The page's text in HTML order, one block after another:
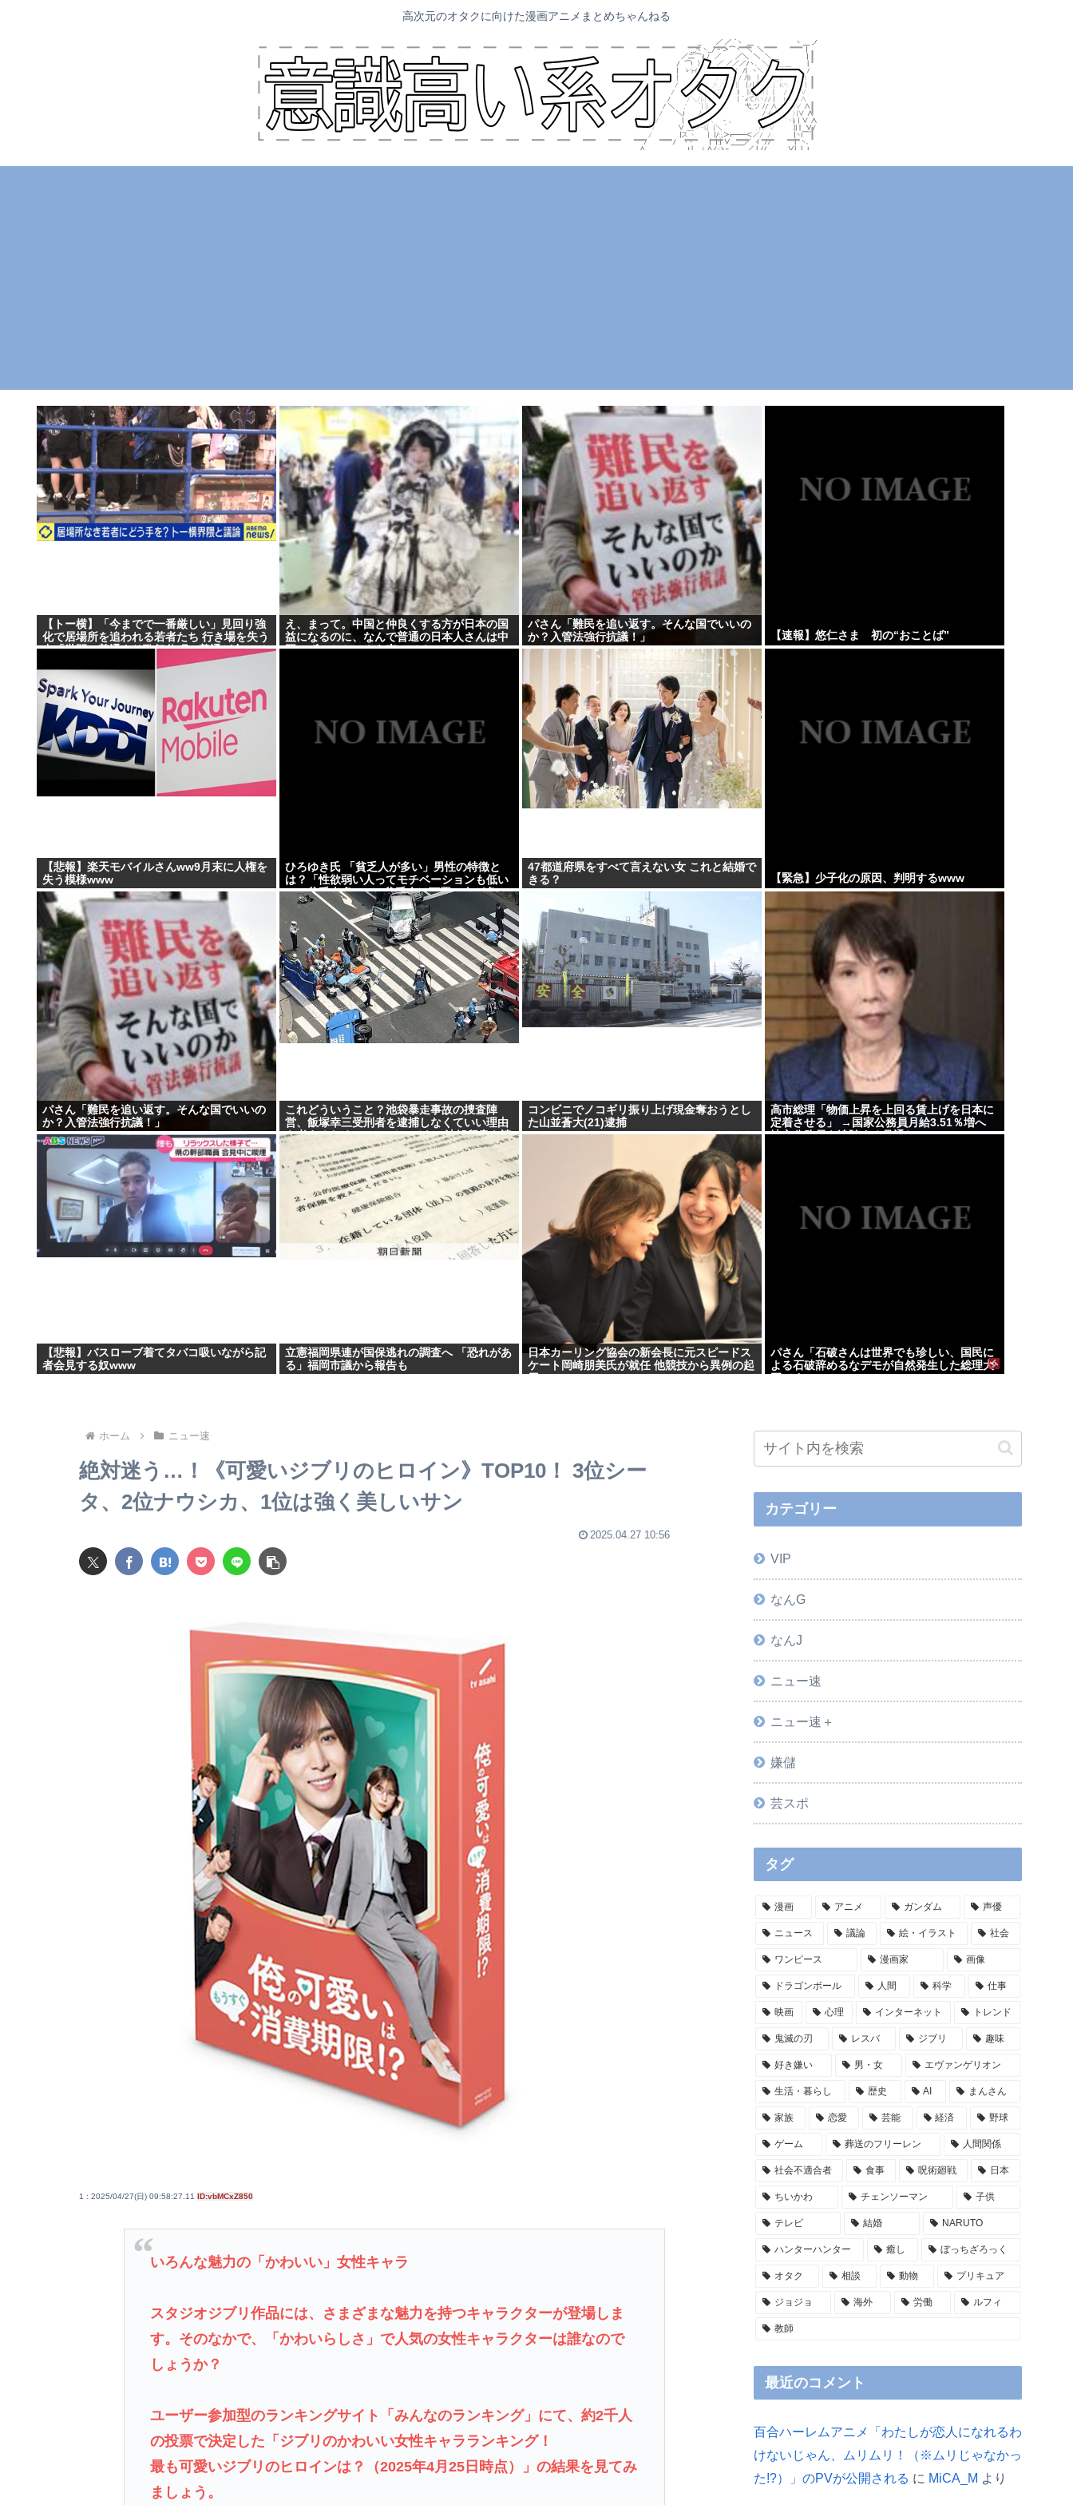
高次元のオタクに向けた漫画アニメまとめちゃんねる
【トー横】「今までで一番厳しい」見回り強
化で居場所を追われる若者たち 行き場を失う
中「世間の普通より歌舞伎町の普通が合って
え、まって。中国と仲良くする方が日本の国
益になるのに、なんで普通の日本人さんは中
国にずっとケンカを売ってるの
パさん「難民を追い返す。そんな国でいいの
か？入管法強行抗議！」
【速報】悠仁さま 初の“おことば”
【悲報】楽天モバイルさんww9月末に人権を
失う模様www
ひろゆき氏 「貧乏人が多い」男性の特徴と
は？「性欲弱い人ってモチベーションも低い
ので貧乏人多い」 | 貧乏人は頭悪い人が多い
47都道府県をすべて言えない女 これと結婚で
きる？
【緊急】少子化の原因、判明するwww
パさん「難民を追い返す。そんな国でいいの
か？入管法強行抗議！」
これどういうこと？池袋暴走事故の捜査陣
営、飯塚幸三受刑者を逮捕しなくていい理由
を考えるために1000ページもの法解釈書を読
んでた模様…自民議員からも圧力
コンビニでノコギリ振り上げ現金奪おうとし
た山並蒼大(21)逮捕
高市総理「物価上昇を上回る賃上げを日本に
定着させる」 →国家公務員月給3.51％増へ
地方公務員も追随する見通し
【悲報】バスローブ着てタバコ吸いながら記
者会見する奴www
立憲福岡県連が国保逃れの調査へ 「恐れがあ
る」福岡市議から報告も
日本カーリング協会の新会長に元スピードス
ケート岡崎朋美氏が就任 他競技から異例の起
パさん「石破さんは世界でも珍しい、国民に
よる石破辞めるなデモが自然発生した総理大
ホーム ニュー速
絶対迷う…！《可愛いジブリのヒロイン》TOP10！ 3位シー
タ、2位ナウシカ、1位は強く美しいサン
2025.04.27 10:56
1 : 2025/04/27(日) 09:58:27.11 ID:vbMCxZ850
いろんな魅力の「かわいい」女性キャラ
スタジオジブリ作品には、さまざまな魅力を持つキャラクターが登場しま
す。そのなかで、「かわいらしさ」で人気の女性キャラクターは誰なので
しょうか？
ユーザー参加型のランキングサイト「みんなのランキング」にて、約2千人
の投票で決定した「ジブリのかわいい女性キャラランキング！
最も可愛いジブリのヒロインは？（2025年4月25日時点）」の結果を見てみ
ましょう。
カテゴリー
VIP
なんG
なんJ
ニュー速
ニュー速＋
嫌儲
芸スポ
タグ
漫画 アニメ ガンダム 声優
ニュース 議論 絵・イラスト 社会
ワンピース 漫画家 画像
ドラゴンボール 人間 科学 仕事
映画 心理 インターネット トレンド
鬼滅の刃 レスバ ジブリ 趣味
好き嫌い 男・女 エヴァンゲリオン
生活・暮らし 歴史 AI まんさん
家族 恋愛 芸能 経済 野球
ゲーム 葬送のフリーレン 人間関係
社会不適合者 食事 呪術廻戦 日本
ちいかわ チェンソーマン 子供
テレビ 結婚 NARUTO
ハンターハンター 癒し ぼっちざろっく
オタク 相談 動物 プリキュア
ジョジョ 海外 労働 ルフィ
教師
最近のコメント
百合ハーレムアニメ「わたしが恋人になれるわ
けないじゃん、ムリムリ！（※ムリじゃなかっ
た!?）」のPVが公開される に MiCA_M より